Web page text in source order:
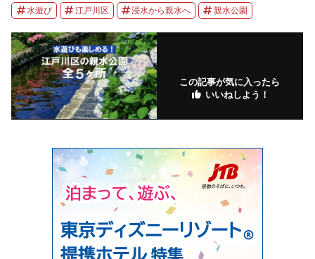
水遊び 江戸川区 浸水から親水へ 親水公園
この記事が気に入ったら
いいねしよう！